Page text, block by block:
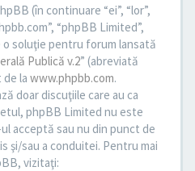
(în continuare “ei”, “lor”,
“phpBB Limited”,
o soluţie pentru forum lansată
Publică v.2” (abreviată
de la www.phpbb.com.
doar discuţiile care au ca
phpBB Limited nu este
acceptă sau nu din punct de
şi/sau a conduitei. Pentru mai
vizitaţi: